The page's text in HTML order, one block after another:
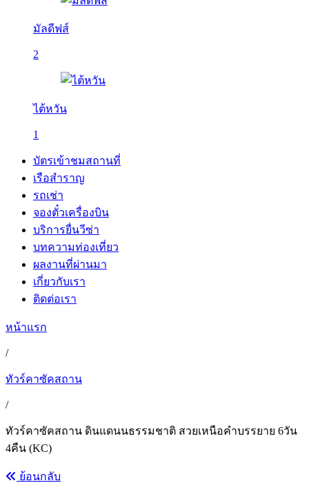
มัลดีฟส์
2
ไต้หวัน
1
บัตรเข้าชมสถานที่
เรือสำราญ
รถเช่า
จองตั๋วเครื่องบิน
บริการยื่นวีซ่า
บทความท่องเที่ยว
ผลงานที่ผ่านมา
เกี่ยวกับเรา
ติดต่อเรา
หน้าแรก
/
ทัวร์คาซัคสถาน
/
ทัวร์คาซัคสถาน ดินแดนนธรรมชาติ สวยเหนือคำบรรยาย 6วัน
4คืน (KC)
ย้อนกลับ